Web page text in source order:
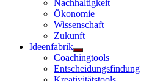
Nachhaltigkeit
Ökonomie
Wissenschaft
Zukunft
Ideenfabrik
Untermenü
anzeigen
Coachingtools
Entscheidungsfindung